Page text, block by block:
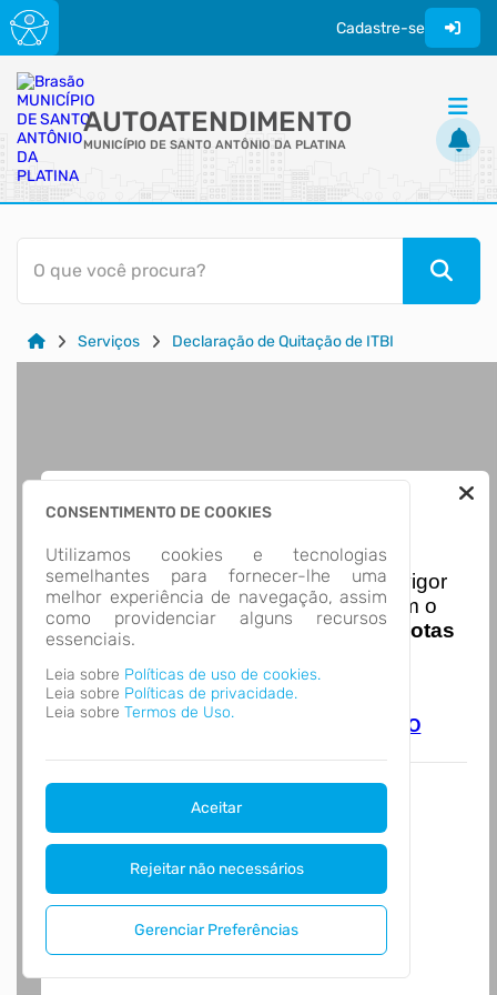
Cadastre-se
AUTOATENDIMENTO
MUNICÍPIO DE SANTO ANTÔNIO DA PLATINA
ACESSO RÁPIDO
Acessibilidade
Diário Oficial
O que você procura?
Serviços Declaração de Quitação de ITBI
CONSENTIMENTO DE COOKIES
Utilizamos cookies e tecnologias
semelhantes para fornecer-lhe uma
melhor experiência de navegação, assim
como providenciar alguns recursos
essenciais.
Leia sobre Políticas de uso de cookies.
Leia sobre Políticas de privacidade.
Leia sobre Termos de Uso.
Aceitar
Rejeitar não necessários
Gerenciar Preferências
Nota Nacional
Iniciando em01/01/2026entra em vigor
a obrigatoriedade de integração com o
Ambiente de Dados Nacional das
Notas
entraram em vigornovas regras,
acesse o link abaixo e saiba mais.
Autoatendimento - MUNICÍPIO DE SANTO